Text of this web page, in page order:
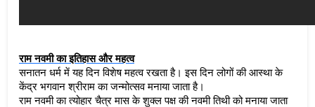
राम नवमी का इतिहास और महत्व
सनातन धर्म में यह दिन विशेष महत्व रखता है। इस दिन लोगों की आस्था के
केंद्र भगवान श्रीराम का जन्मोत्सव मनाया जाता है।
राम नवमी का त्योहार चैत्र मास के शुक्ल पक्ष की नवमी तिथी को मनाया जाता